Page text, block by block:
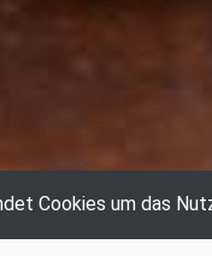
Cookies um das